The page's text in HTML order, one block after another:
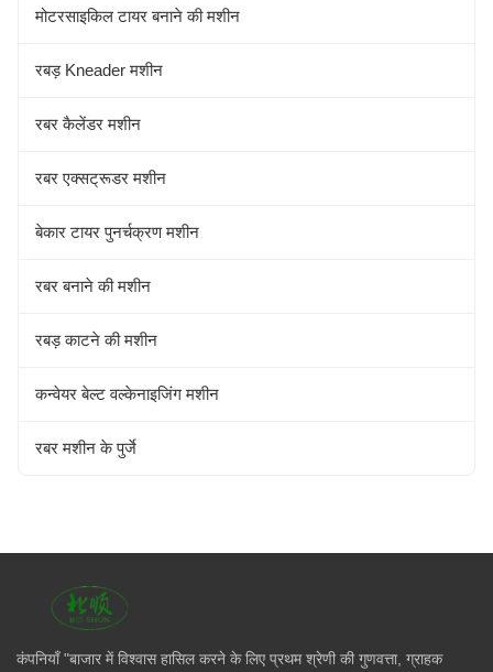
मोटरसाइकिल टायर बनाने की मशीन
रबड़ Kneader मशीन
रबर कैलेंडर मशीन
रबर एक्सट्रूडर मशीन
बेकार टायर पुनर्चक्रण मशीन
रबर बनाने की मशीन
रबड़ काटने की मशीन
कन्वेयर बेल्ट वल्केनाइजिंग मशीन
रबर मशीन के पुर्जे
कंपनियाँ "बाजार में विश्वास हासिल करने के लिए प्रथम श्रेणी की गुणवत्ता, ग्राहक